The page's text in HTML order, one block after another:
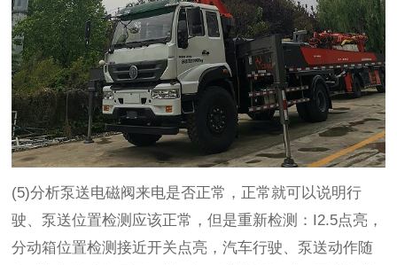
(5)分析泵送电磁阀来电是否正常，正常就可以说明行
驶、泵送位置检测应该正常，但是重新检测：I2.5点亮，
分动箱位置检测接近开关点亮，汽车行驶、泵送动作随